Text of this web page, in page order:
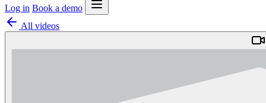
Log in Book a demo
All videos